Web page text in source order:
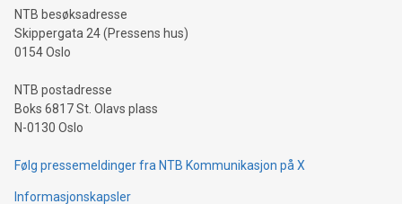
NTB besøksadresse
Skippergata 24 (Pressens hus)
0154 Oslo
NTB postadresse
Boks 6817 St. Olavs plass
N-0130 Oslo
Følg pressemeldinger fra NTB Kommunikasjon på X
Informasjonskapsler